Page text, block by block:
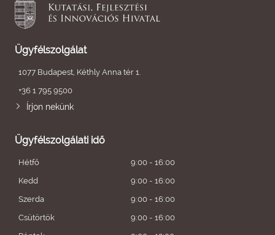
Ügyfélszolgálat
1077 Budapest, Kéthly Anna tér 1.
+36 1 795 9500
Írjon nekünk
Ügyfélszolgálati idő
Hétfő
9:00 - 16:00
Kedd
9:00 - 16:00
Szerda
9:00 - 16:00
Csütörtök
9:00 - 16:00